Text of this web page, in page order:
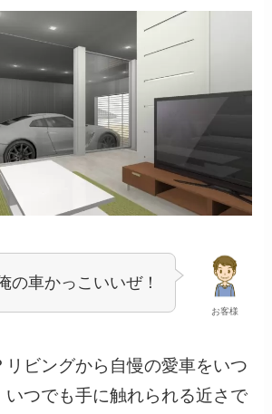
お客様
の車かっこいいぜ！
リビングから自慢の愛車をいつ
いつでも手に触れられる近さで